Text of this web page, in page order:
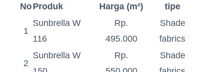
NoProduk Harga (m²) tipe
1
Sunbrella W
116
Rp.
495.000
Shade
fabrics
2
Sunbrella W
Rp.
Shade